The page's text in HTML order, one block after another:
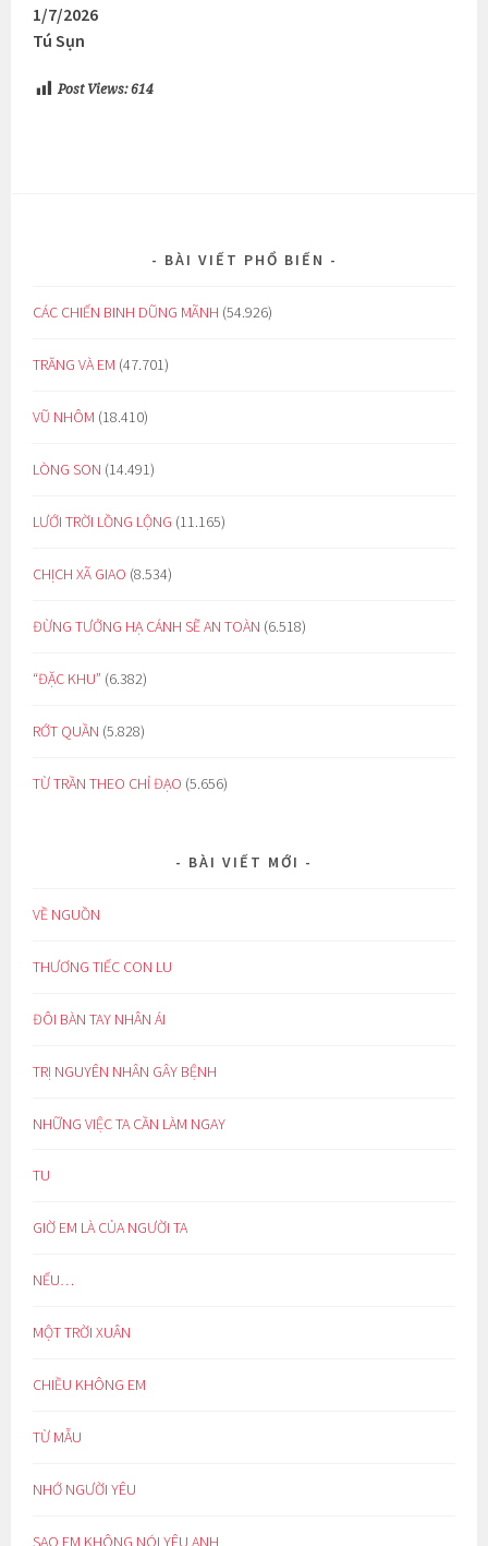
1/7/2026
Tú Sụn
Post Views: 614
BÀI VIẾT PHỔ BIẾN
CÁC CHIẾN BINH DŨNG MÃNH (54.926)
TRĂNG VÀ EM (47.701)
VŨ NHÔM (18.410)
LÒNG SON (14.491)
LƯỚI TRỜI LỒNG LỘNG (11.165)
CHỊCH XÃ GIAO (8.534)
ĐỪNG TƯỞNG HẠ CÁNH SẼ AN TOÀN (6.518)
“ĐẶC KHU” (6.382)
RỚT QUẦN (5.828)
TỪ TRẦN THEO CHỈ ĐẠO (5.656)
BÀI VIẾT MỚI
VỀ NGUỒN
THƯƠNG TIẾC CON LU
ĐÔI BÀN TAY NHÂN ÁI
TRỊ NGUYÊN NHÂN GÂY BỆNH
NHỮNG VIỆC TA CẦN LÀM NGAY
TU
GIỜ EM LÀ CỦA NGƯỜI TA
NẾU…
MỘT TRỜI XUÂN
CHIỀU KHÔNG EM
TỪ MẪU
NHỚ NGƯỜI YÊU
SAO EM KHÔNG NÓI YÊU ANH